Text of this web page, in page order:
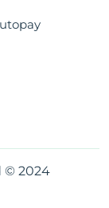
© 2024